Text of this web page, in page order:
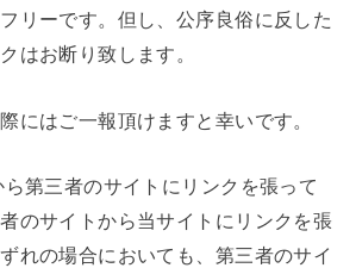
リーです。但し、公序良俗に反した
はお断り致します。
にはご一報頂けますと幸いです。
ら第三者のサイトにリンクを張って
のサイトから当サイトにリンクを張
れの場合においても、第三者のサイ